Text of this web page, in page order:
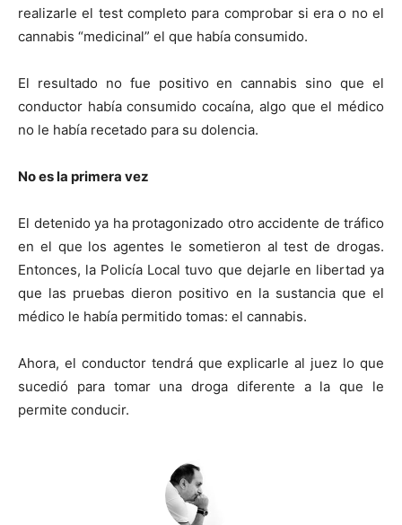
realizarle el test completo para comprobar si era o no el
cannabis “medicinal” el que había consumido.
El resultado no fue positivo en cannabis sino que el
conductor había consumido cocaína, algo que el médico
no le había recetado para su dolencia.
No es la primera vez
El detenido ya ha protagonizado otro accidente de tráfico
en el que los agentes le sometieron al test de drogas.
Entonces, la Policía Local tuvo que dejarle en libertad ya
que las pruebas dieron positivo en la sustancia que el
médico le había permitido tomas: el cannabis.
Ahora, el conductor tendrá que explicarle al juez lo que
sucedió para tomar una droga diferente a la que le
permite conducir.